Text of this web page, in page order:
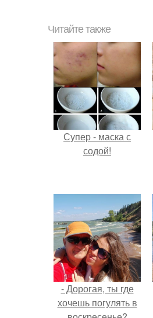
Читайте также
Супер - маска с
содой!
- Дорогая, ты где
хочешь погулять в